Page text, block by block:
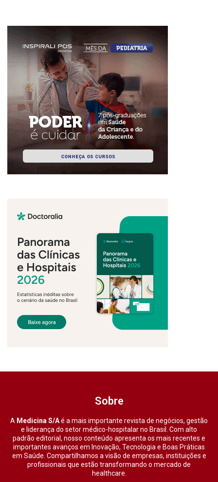
Sobre
A Medicina S/Aé a mais importante revista de negócios, gestão
e liderança do setor médico-hospitalar no Brasil. Com alto
padrão editorial, nosso conteúdo apresenta os mais recentes e
importantes avanços em Inovação, Tecnologia e Boas Práticas
em Saúde. Compartilhamos a visão de empresas, instituições e
profissionais que estão transformando o mercado de
healthcare.